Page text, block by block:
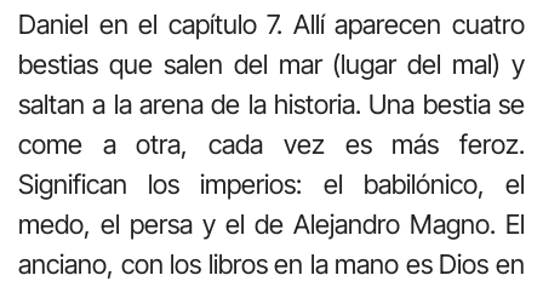
Daniel en el capítulo 7. Allí aparecen cuatro
bestias que salen del mar (lugar del mal) y
saltan a la arena de la historia. Una bestia se
come a otra, cada vez es más feroz.
Significan los imperios: el babilónico, el
medo, el persa y el de Alejandro Magno. El
anciano, con los libros en la mano es Dios en